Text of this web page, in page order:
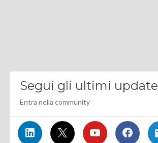
Segui gli ultimi update
Entra nella community